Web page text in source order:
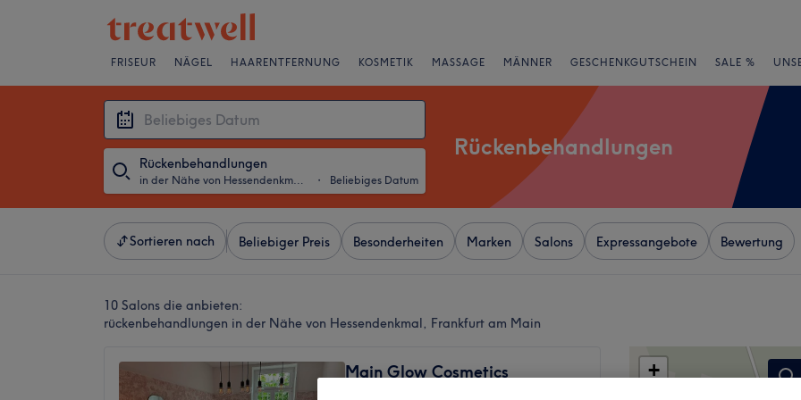
FRISEUR NÄGEL HAARENTFERNUNG KOSMETIK MASSAGE MÄNNER GESCHENKGUTSCHEIN SALE %
Rückenbehandlungen
in der Nähe von Hessendenkmal, Frankfurt am Main ・ Beliebiges Datum
Rückenbehandlungen
Sortieren nach Beliebiger Preis Besonderheiten Marken Salons Expressangebote Bewertung
10 Salons die anbieten:
rückenbehandlungen in der Nähe von Hessendenkmal, Frankfurt am Main
Main Glow Cosmetics
+